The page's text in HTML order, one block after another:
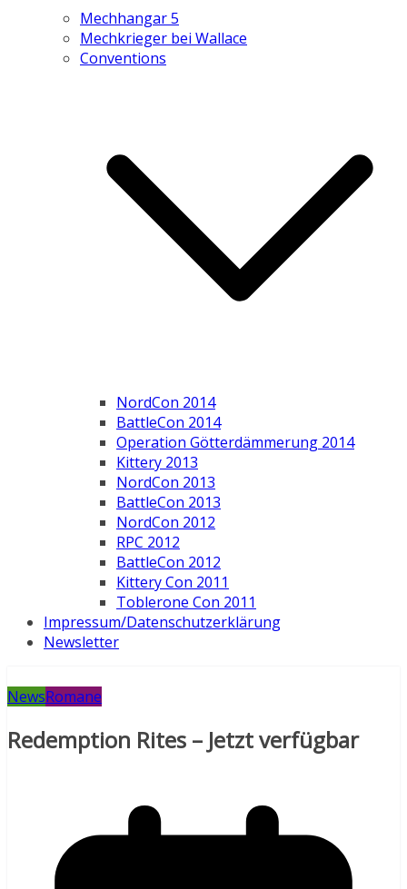
Mechhangar 5
Mechkrieger bei Wallace
Conventions
NordCon 2014
BattleCon 2014
Operation Götterdämmerung 2014
Kittery 2013
NordCon 2013
BattleCon 2013
NordCon 2012
RPC 2012
BattleCon 2012
Kittery Con 2011
Toblerone Con 2011
Impressum/Datenschutzerklärung
Newsletter
NewsRomane
Redemption Rites – Jetzt verfügbar